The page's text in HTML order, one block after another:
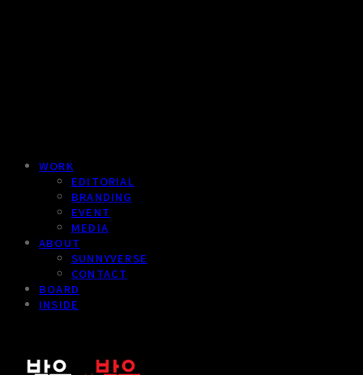
WORK
EDITORIAL
BRANDING
EVENT
MEDIA
ABOUT
SUNNYVERSE
CONTACT
BOARD
INSIDE